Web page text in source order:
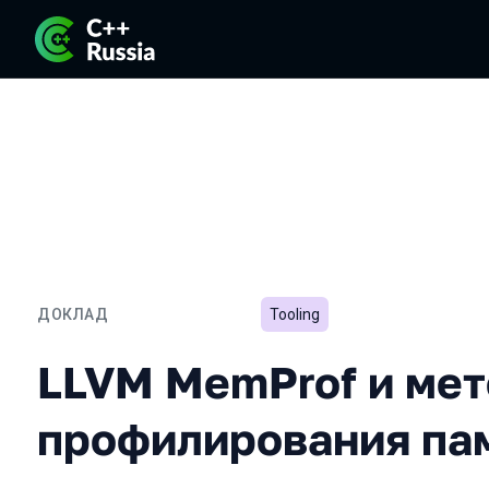
ДОКЛАД
LLVM MemProf и методы
Tooling
LLVM MemProf и
профилирования